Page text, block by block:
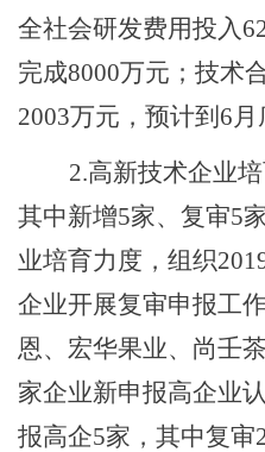
全社会研发费用投入
完成8000万元；技术
2003万元， 预计到 6月
2.高新技术企业
其中新增5家、 复审5
业培育力度， 组织
企业开展复审申报工
恩、 宏华果业、 尚壬
家企业新申报高企业
报高企5家，其中复审